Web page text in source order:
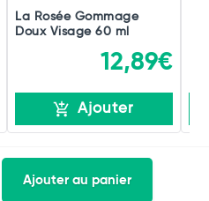
La Rosée Gommage
Doux Visage 60 ml
12,89€
Ajouter
Ajouter au panier